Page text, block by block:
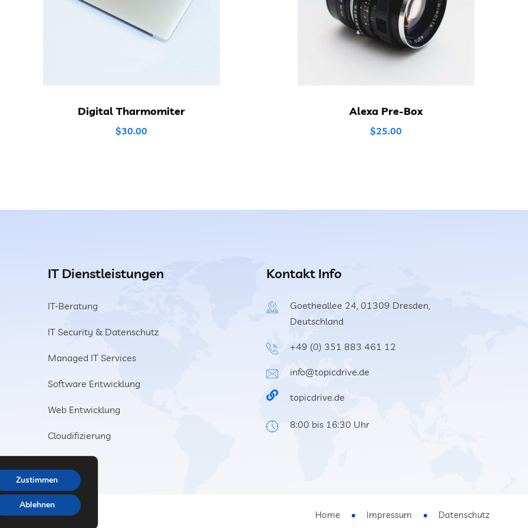
Digital Tharmomiter
$30.00
Alexa Pre-Box
$25.00
IT Dienstleistungen
IT-Beratung
IT Security & Datenschutz
Managed IT Services
Software Entwicklung
Web Entwicklung
Cloudifizierung
Kontakt Info
Goetheallee 24, 01309 Dresden,
Deutschland
+49 (0) 351 883 461 12
info@topicdrive.de
topicdrive.de
8:00 bis 16:30 Uhr
Home Impressum Datenschutz
Zustimmen
Ablehnen